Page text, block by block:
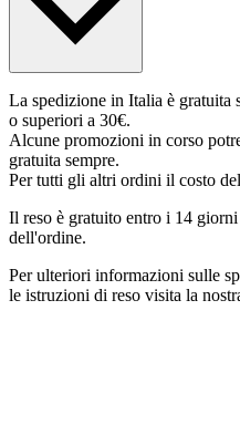
La spedizione in Italia è
o superiori a 30€.
Alcune promozioni in corso
gratuita sempre.
Per tutti gli altri ordini il costo
Il reso è gratuito entro i 14
dell'ordine.
Per ulteriori informazioni sulle
le istruzioni di reso visita la